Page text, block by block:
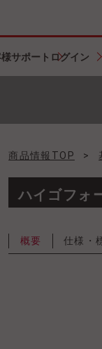
サポート ログイン
商品情報TOP >
ハイゴフォ
概要 仕様・